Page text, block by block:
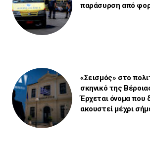
παράσυρση από
«Σεισμός» στο
σκηνικό της
Έρχεται όνομα που
ακουστεί μέχρι